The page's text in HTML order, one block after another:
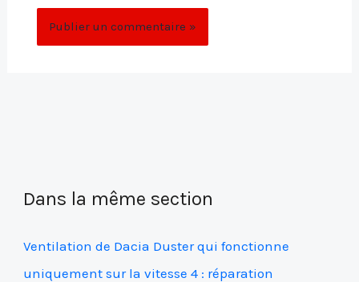
Dans la même section
Ventilation de Dacia Duster qui fonctionne
uniquement sur la vitesse 4 : réparation